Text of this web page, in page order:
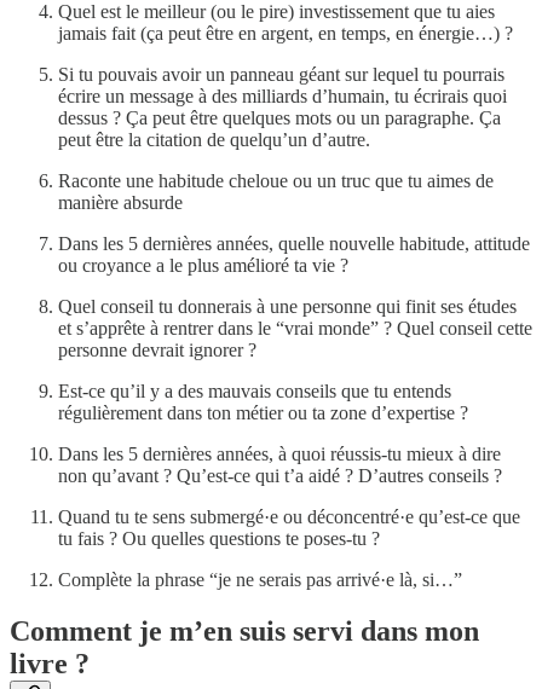
Quel est le meilleur (ou le pire) investissement que tu aies
jamais fait (ça peut être en argent, en temps, en énergie…) ?
Si tu pouvais avoir un panneau géant sur lequel tu pourrais
écrire un message à des milliards d’humain, tu écrirais quoi
dessus ? Ça peut être quelques mots ou un paragraphe. Ça
peut être la citation de quelqu’un d’autre.
Raconte une habitude cheloue ou un truc que tu aimes de
manière absurde
Dans les 5 dernières années, quelle nouvelle habitude, attitude
ou croyance a le plus amélioré ta vie ?
Quel conseil tu donnerais à une personne qui finit ses études
et s’apprête à rentrer dans le “vrai monde” ? Quel conseil cette
personne devrait ignorer ?
Est-ce qu’il y a des mauvais conseils que tu entends
régulièrement dans ton métier ou ta zone d’expertise ?
Dans les 5 dernières années, à quoi réussis-tu mieux à dire
non qu’avant ? Qu’est-ce qui t’a aidé ? D’autres conseils ?
Quand tu te sens submergé·e ou déconcentré·e qu’est-ce que
tu fais ? Ou quelles questions te poses-tu ?
Complète la phrase “je ne serais pas arrivé·e là, si…”
Comment je m’en suis servi dans mon
livre ?